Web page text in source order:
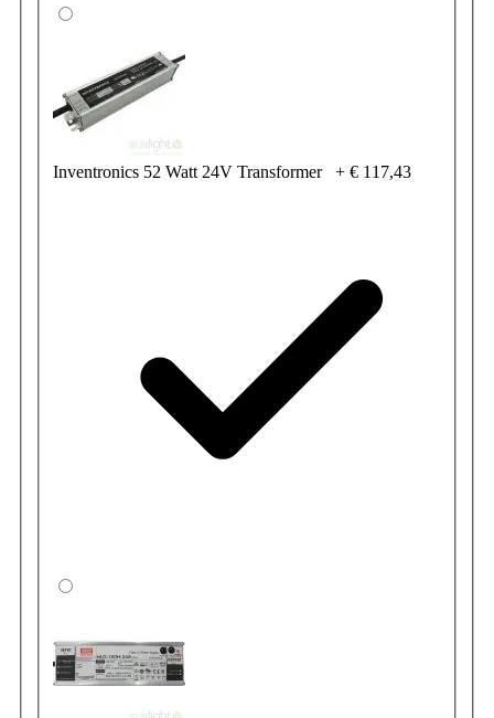
Inventronics 52 Watt 24V Transformer + € 117,43